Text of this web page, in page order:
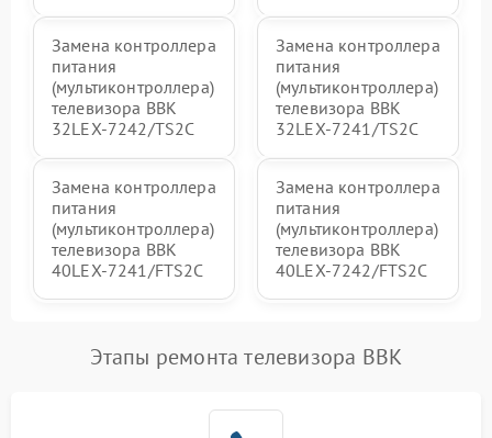
Замена контроллера
питания
(мультиконтроллера)
телевизора BBK
32LEX-7242/TS2C
Замена контроллера
питания
(мультиконтроллера)
телевизора BBK
32LEX-7241/TS2C
Замена контроллера
питания
(мультиконтроллера)
телевизора BBK
40LEX-7241/FTS2C
Замена контроллера
питания
(мультиконтроллера)
телевизора BBK
40LEX-7242/FTS2C
Этапы ремонта телевизора BBK